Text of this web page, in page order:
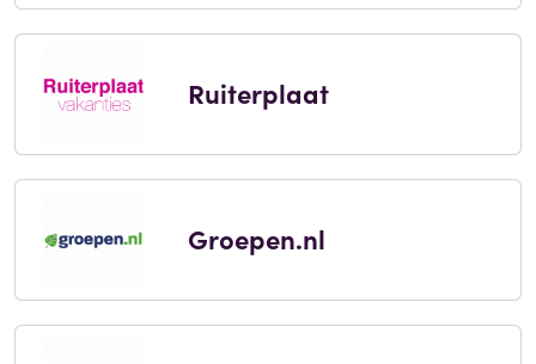
Ruiterplaat
Groepen.nl